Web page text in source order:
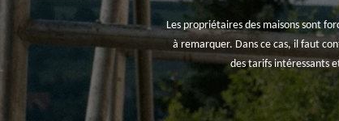
Les propriétaires des maisons sont
à remarquer. Dans ce cas, il faut
des tarifs intéressants